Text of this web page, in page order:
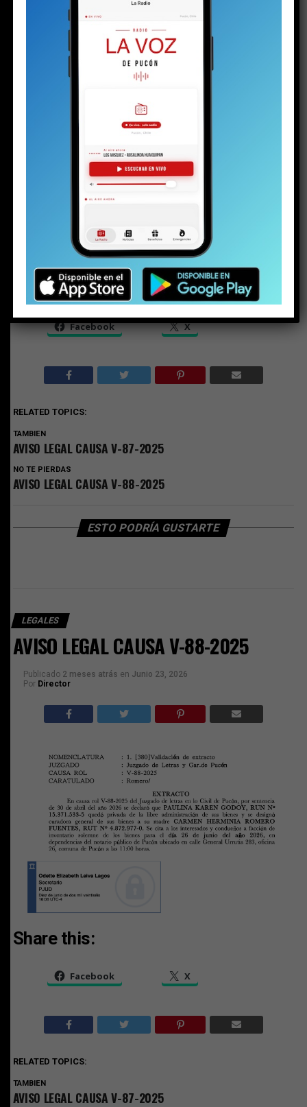
Share this:
Facebook X
RELATED TOPICS:
TAMBIEN
AVISO LEGAL CAUSA V-87-2025
NO TE PIERDAS
AVISO LEGAL CAUSA V-88-2025
ESTO PODRÍA GUSTARTE
LEGALES
AVISO LEGAL CAUSA V-88-2025
Publicado 2 meses atrás en Junio 23, 2026
Por Director
Share this:
Facebook X
RELATED TOPICS:
TAMBIEN
AVISO LEGAL CAUSA V-87-2025